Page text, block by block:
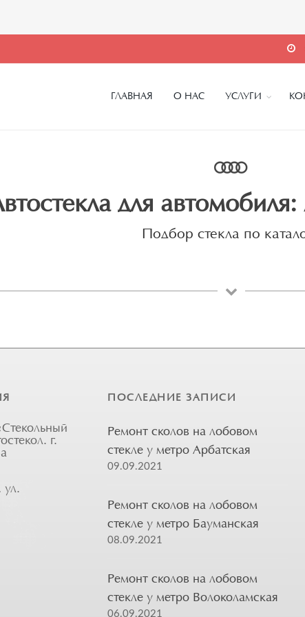
ГЛАВНАЯ О НАС УСЛУГИ
для
Подбор стекла по
г.
ул.
ПОСЛЕДНИЕ ЗАПИСИ
Ремонт сколов на лобовом
стекле у метро Арбатская
09.09.2021
Ремонт сколов на лобовом
стекле у метро Бауманская
08.09.2021
Ремонт сколов на лобовом
стекле у метро Волоколамская
06.09.2021